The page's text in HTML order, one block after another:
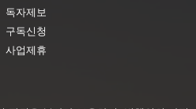
독자제보
구독신청
사업제휴